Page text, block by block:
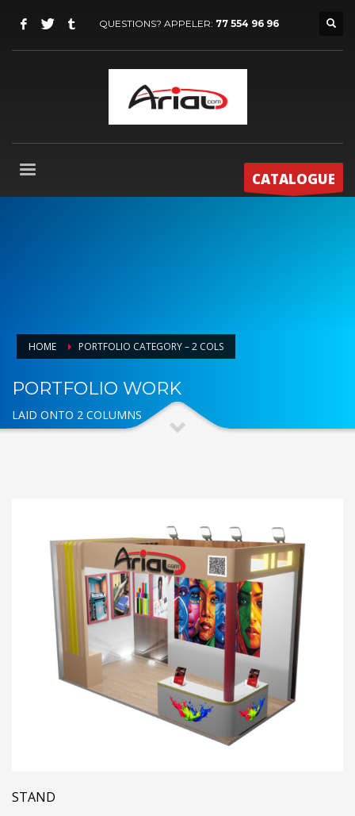
QUESTIONS? APPELER: 77 554 96 96
CATALOGUE
HOME PORTFOLIO CATEGORY – 2 COLS
PORTFOLIO WORK
LAID ONTO 2 COLUMNS
STAND